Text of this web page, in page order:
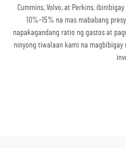
Cummins, Volvo, at Perkins,
10%–15% na mas mababang
napakagandang ratio ng gastos at
ninyong tiwalaan kami na magbibigay